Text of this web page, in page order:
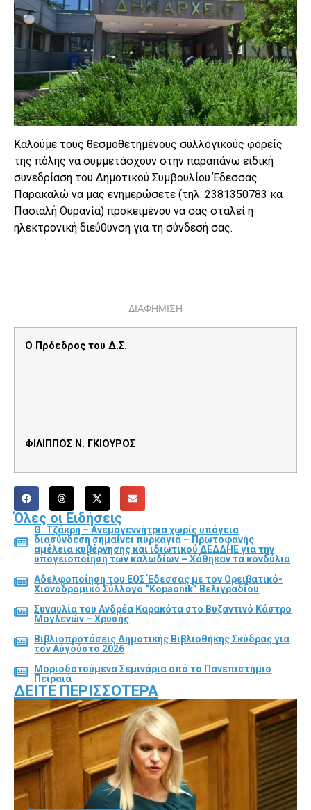
Καλούμε τους θεσμοθετημένους συλλογικούς φορείς
της πόλης να συμμετάσχουν στην παραπάνω ειδική
συνεδρίαση του Δημοτικού Συμβουλίου Έδεσσας.
Παρακαλώ να μας ενημερώσετε (τηλ. 2381350783 κα
Πασιαλή Ουρανία) προκειμένου να σας σταλεί η
ηλεκτρονική διεύθυνση για τη σύνδεσή σας.
.
ΔΙΑΦΗΜΙΣΗ
Ο Πρόεδρος του Δ.Σ.
ΦΙΛΙΠΠΟΣ Ν. ΓΚΙΟΥΡΟΣ
Όλες οι Ειδήσεις
Θ. Τζάκρη – Ανεμογεννήτρια χωρίς υπόγεια
διασύνδεση σημαίνει πυρκαγιά – Πρωτοφανής
αμέλεια κυβέρνησης και ιδιωτικού ΔΕΔΔΗΕ για την
υπογειοποίηση των καλωδίων – Χάθηκαν τα κονδύλια
Αδελφοποίηση του ΕΟΣ Έδεσσας με τον Ορειβατικό-
Χιονοδρομικό Σύλλογο “Kopaonik” Βελιγραδίου
Συναυλία του Ανδρέα Καρακότα στο Βυζαντινό Κάστρο
Μογλενών – Χρυσής
Βιβλιοπροτάσεις Δημοτικής Βιβλιοθήκης Σκύδρας για
τον Αύγούστο 2026
Μοριοδοτούμενα Σεμινάρια από το Πανεπιστήμιο
Πειραιά
ΔΕΊΤΕ ΠΕΡΙΣΣΌΤΕΡΑ